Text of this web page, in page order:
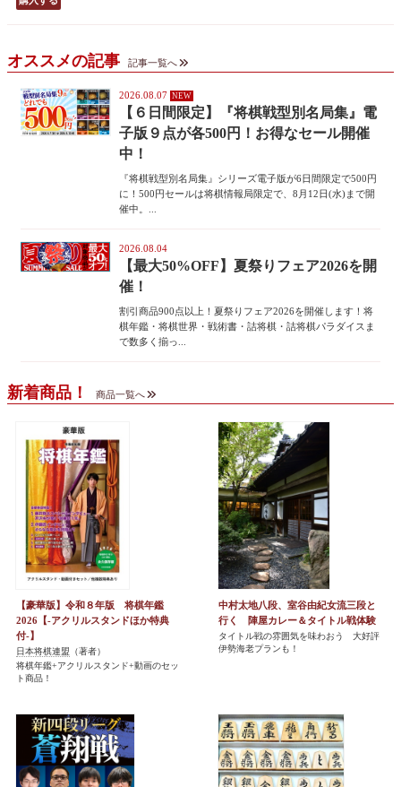
オススメの記事 記事一覧へ
2026.08.07
【６日間限定】『将棋戦型別名局集』電
子版９点が各500円！お得なセール開催
中！
『将棋戦型別名局集』シリーズ電子版が6日間限定で500円
に！500円セールは将棋情報局限定で、8月12日(水)まで開
催中。...
2026.08.04
【最大50%OFF】夏祭りフェア2026を開
催！
割引商品900点以上！夏祭りフェア2026を開催します！将
棋年鑑・将棋世界・戦術書・詰将棋・詰将棋パラダイスま
で数多く揃っ...
新着商品！ 商品一覧へ
【豪華版】令和８年版 将棋年鑑
2026【-アクリルスタンドほか特典
付-】
日本将棋連盟 （著者）
将棋年鑑+アクリルスタンド+動画のセッ
ト商品！
中村太地八段、室谷由紀女流三段と
行く 陣屋カレー＆タイトル戦体験
タイトル戦の雰囲気を味わおう 大好評
伊勢海老プランも！